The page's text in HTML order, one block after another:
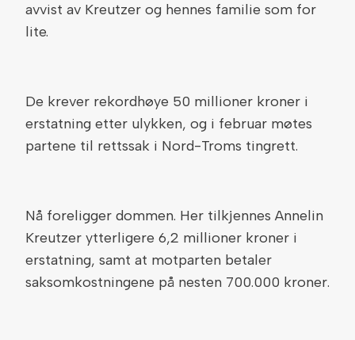
avvist av Kreutzer og hennes familie som for
lite.
De krever rekordhøye 50 millioner kroner i
erstatning etter ulykken, og i februar møtes
partene til rettssak i Nord-Troms tingrett.
Nå foreligger dommen. Her tilkjennes Annelin
Kreutzer ytterligere 6,2 millioner kroner i
erstatning, samt at motparten betaler
saksomkostningene på nesten 700.000 kroner.